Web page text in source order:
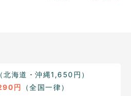
（北海道・沖縄1,650円）
円 （全国一律）